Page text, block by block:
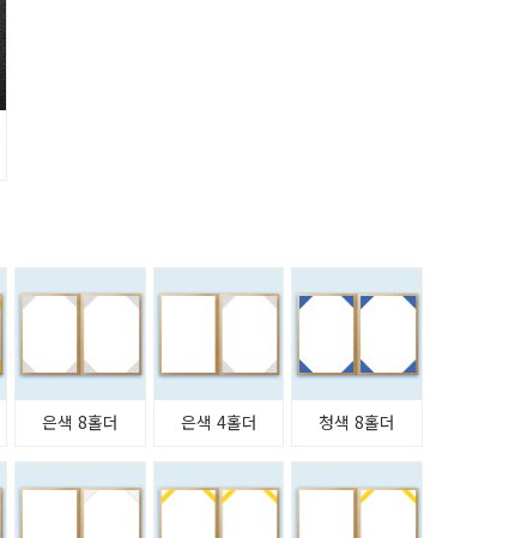
은색 8홀더 은색 4홀더 청색 8홀더